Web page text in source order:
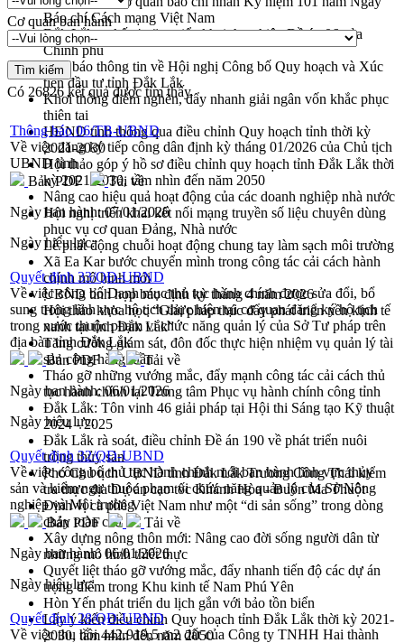
Báo chí Cách mạng Việt Nam
Đắk Lắk sơ kết 4 năm triển khai thực hiện Đề án 06 của
Chính phủ
Họp báo thông tin về Hội nghị Công bố Quy hoạch và Xúc
tiến đầu tư tỉnh Đắk Lắk
Khơi thông điểm nghẽn, đẩy nhanh giải ngân vốn khắc phục
thiên tai
HĐND tỉnh thông qua điều chỉnh Quy hoạch tỉnh thời kỳ
2021-2030
Hội thảo góp ý hồ sơ điều chỉnh quy hoạch tỉnh Đắk Lắk thời
kỳ 2021-2030, tầm nhìn đến năm 2050
Nâng cao hiệu quả hoạt động của các doanh nghiệp nhà nước
Hội nghị triển khai kết nối mạng truyền số liệu chuyên dùng
phục vụ cơ quan Đảng, Nhà nước
Lễ phát động chuỗi hoạt động chung tay làm sạch môi trường
Xã Ea Kar bước chuyển mình trong công tác cải cách hành
chính mô hình mới
UBND tỉnh họp báo định kỳ tháng 4 năm 2026
Hội thảo khoa học “Giải pháp thúc đẩy phát triển nền kinh tế
xanh tại tỉnh Đắk Lắk”
Tăng cường giám sát, đôn đốc thực hiện nhiệm vụ quản lý tài
sản công hàng tuần
Tháo gỡ những vướng mắc, đẩy mạnh công tác cải cách thủ
tục hành chính tại Trung tâm Phục vụ hành chính công tỉnh
Đắk Lắk: Tôn vinh 46 giải pháp tại Hội thi Sáng tạo Kỹ thuật
2024 - 2025
Đắk Lắk rà soát, điều chỉnh Đề án 190 về phát triển nuôi
trồng thủy sản
Phó Chủ tịch UBND tỉnh Đắk Lắk Trương Công Thái kiểm
tra thực địa Dự án cao tốc Khánh Hòa - Buôn Ma Thuột
Định vị cà phê Việt Nam như một “di sản sống” trong dòng
chảy toàn cầu
Xây dựng nông thôn mới: Nâng cao đời sống người dân từ
những mô hình thiết thực
Quyết liệt tháo gỡ vướng mắc, đẩy nhanh tiến độ các dự án
trọng điểm trong Khu kinh tế Nam Phú Yên
Hòn Yến phát triển du lịch gắn với bảo tồn biển
Lấy ý kiến điều chỉnh Quy hoạch tỉnh Đắk Lắk thời kỳ 2021-
2030, tầm nhìn đến năm 2050
Cơ quan ban hành
Có 26826kết quả được tìm thấy
Thông báo 06/TB-UBND
Về việc đăng ký tiếp công dân định kỳ tháng 01/2026 của Chủ tịch
UBND tỉnh
Bản PDF
Tải về
Ngày ban hành:07/01/2026
Ngày hiệu lực:
Quyết định 33/QĐ-UBND
Về việc công bố Danh mục thủ tục hành chính được sửa đổi, bổ
sung trong lĩnh vực hộ tịch thực hiện tại cơ quan đăng ký hộ tịch
trong nước thuộc phạm vi chức năng quản lý của Sở Tư pháp trên
địa bàn tỉnh Đắk Lắk
Bản PDF
Tải về
Ngày ban hành:06/01/2026
Ngày hiệu lực:
Quyết định 32/QĐ-UBND
Về việc công bố thủ tục hành chính mới ban hành lĩnh vực thủy
sản và kiểm ngư thuộc phạm vi chức năng quản lý của Sở Nông
nghiệp và Môi trường
Bản PDF
Tải về
Ngày ban hành:06/01/2026
Ngày hiệu lực:
Quyết định 28/QĐ-UBND
Về việc thu hồi 442.919,5 m2 đất của Công ty TNHH Hai thành